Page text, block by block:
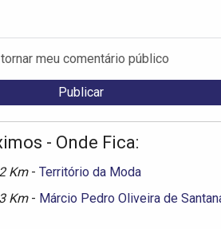
meu comentário público
- Onde Fica:
Km - Território da Moda
Km - Márcio Pedro Oliveira de